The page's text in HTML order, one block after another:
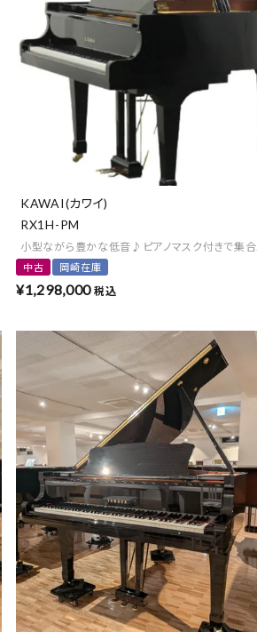
KAWAI(カワイ)
RX1H-PM
小型ながら豊かな低音♪ピアノマスク付きで集
中古 岡崎在庫
¥1,298,000 税込